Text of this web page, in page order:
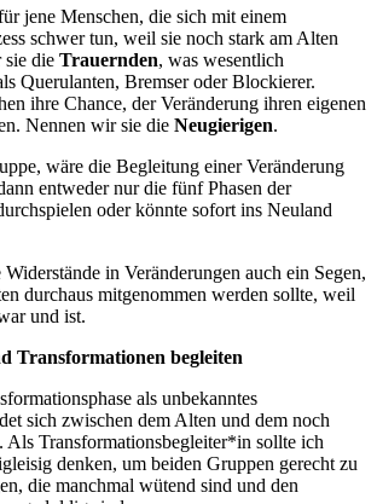
jene Menschen, die sich mit einem
schwer tun, weil sie noch stark am Alten
sie die Trauernden, was wesentlich
Querulanten, Bremser oder Blockierer.
ihre Chance, der Veränderung ihren eigenen
Nennen wir sie die Neugierigen.
wäre die Begleitung einer Veränderung
entweder nur die fünf Phasen der
oder könnte sofort ins Neuland
in Veränderungen auch ein Segen,
durchaus mitgenommen werden sollte, weil
und ist.
Transformationen begleiten
als unbekanntes
sich zwischen dem Alten und dem noch
Als Transformationsbegleiter*in sollte ich
denken, um beiden Gruppen gerecht zu
die manchmal wütend sind und den